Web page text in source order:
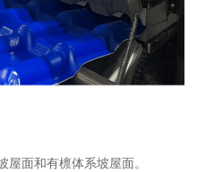
面和有檩体系坡屋面。